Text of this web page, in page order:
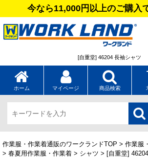
今なら11,000円以上のご購入
[自重堂] 46204 長袖シャツ
ホーム マイページ 商品検索
作業服・作業着通販のワークランドTOP > 作業服
> 春夏用作業服・作業着 > シャツ > [自重堂]